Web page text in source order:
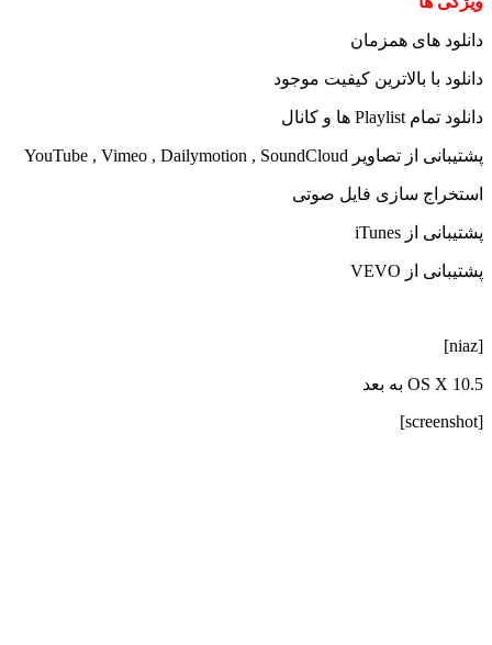
دانلود های همزمان
دانلود با بالاترین کیفیت موجود
دانلود تمام Playlist ها و کانال
پشتیبانی از تصاویر YouTube , Vimeo , Dailymotion , SoundCloud
استخراج سازی فایل صوتی
پشتیبانی از iTunes
پشتیبانی از VEVO
[niaz]
OS X 10.5 به بعد
[screenshot]